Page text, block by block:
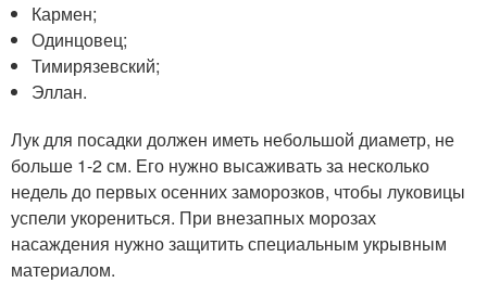
Кармен;
Одинцовец;
Тимирязевский;
Эллан.
Лук для посадки должен иметь небольшой диаметр, не
больше 1-2 см. Его нужно высаживать за несколько
недель до первых осенних заморозков, чтобы луковицы
успели укорениться. При внезапных морозах
насаждения нужно защитить специальным укрывным
материалом.